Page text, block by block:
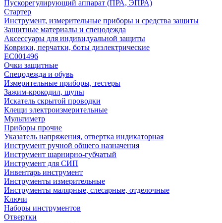
Пускорегулирующий аппарат (ПРА, ЭПРА)
Стартер
Инструмент, измерительные приборы и средства защиты
Защитные материалы и спецодежда
Аксессуары для индивидуальной защиты
Коврики, перчатки, боты диэлектрические
EC001496
Очки защитные
Спецодежда и обувь
Измерительные приборы, тестеры
Зажим-крокодил, щупы
Искатель скрытой проводки
Клещи электроизмерительные
Мультиметр
Приборы прочие
Указатель напряжения, отвертка индикаторная
Инструмент ручной общего назначения
Инструмент шарнирно-губчатый
Инструмент для СИП
Инвентарь инструмент
Инструменты измерительные
Инструменты малярные, слесарные, отделочные
Ключи
Наборы инструментов
Отвертки